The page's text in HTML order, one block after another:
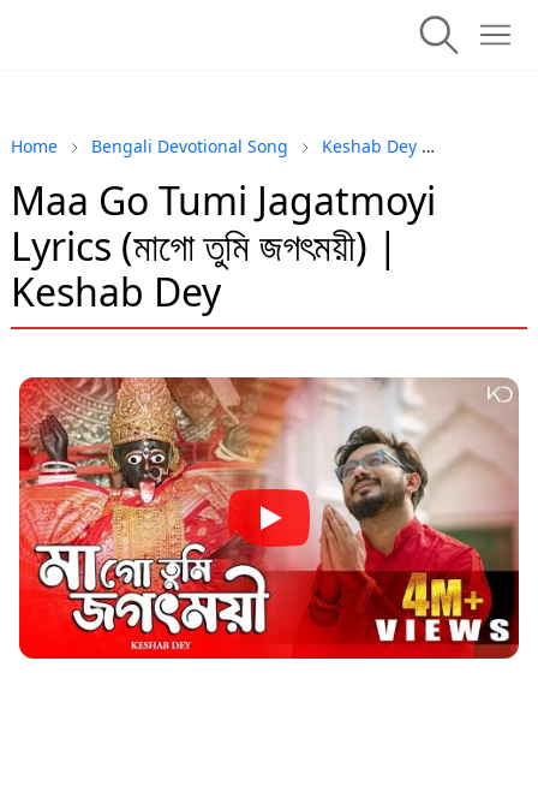
Home Bengali Devotional Song Keshab Dey
Maa Go Tumi Jagatmoyi
Lyrics (মাগো তুমি জগৎময়ী) |
Keshab Dey